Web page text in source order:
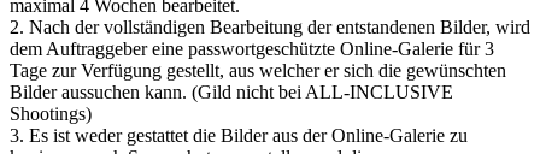
maximal 4 Wochen bearbeitet.
2. Nach der vollständigen Bearbeitung der entstandenen Bilder, wird
dem Auftraggeber eine passwortgeschützte Online-Galerie für 3
Tage zur Verfügung gestellt, aus welcher er sich die gewünschten
Bilder aussuchen kann. (Gild nicht bei ALL-INCLUSIVE
Shootings)
3. Es ist weder gestattet die Bilder aus der Online-Galerie zu